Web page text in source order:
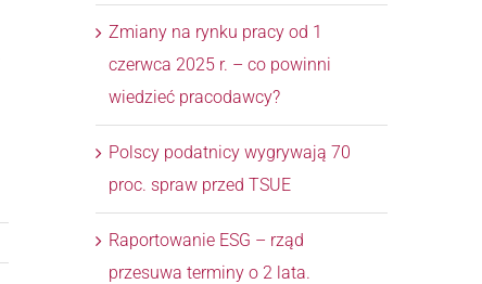
Zmiany na rynku pracy od 1
czerwca 2025 r. – co powinni
wiedzieć pracodawcy?
Polscy podatnicy wygrywają 70
proc. spraw przed TSUE
Raportowanie ESG – rząd
przesuwa terminy o 2 lata.